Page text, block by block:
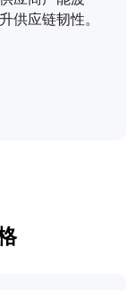
供应链韧性。